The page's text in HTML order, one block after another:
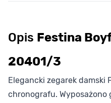
Opis Festina
20401/3
Elegancki zegarek damski
chronografu. Wyposażono